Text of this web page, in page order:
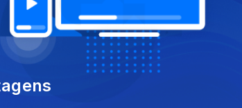
09 out. 2024